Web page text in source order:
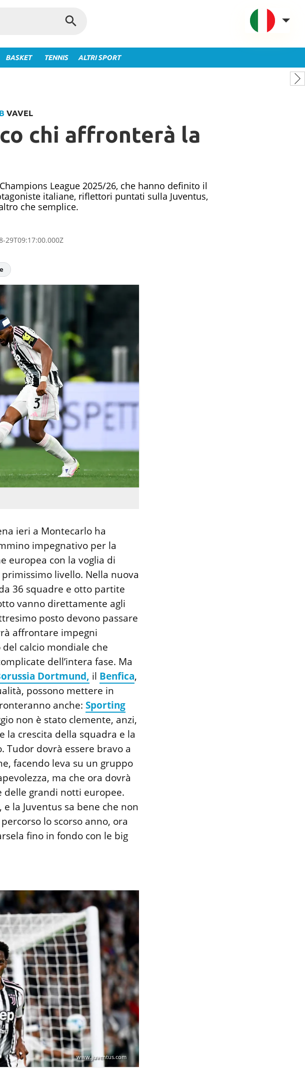
BASKET TENNIS ALTRI SPORT
VAVEL
chi affronterà la
League 2025/26, che hanno definito il
italiane, riflettori puntati sulla Juventus,
che semplice.
29T09:17:00.000Z
ieri a Montecarlo ha
impegnativo per la
europea con la voglia di
livello. Nella nuova
36 squadre e otto partite
vanno direttamente agli
posto devono passare
affrontare impegni
del calcio mondiale che
dell’intera fase. Ma
Dortmund, il Benfica,
possono mettere in
anche: Sporting
non è stato clemente, anzi,
la crescita della squadra e la
dovrà essere bravo a
facendo leva su un gruppo
ma che ora dovrà
delle grandi notti europee.
la Juventus sa bene che non
lo scorso anno, ora
fino in fondo con le big
www.juventus.com